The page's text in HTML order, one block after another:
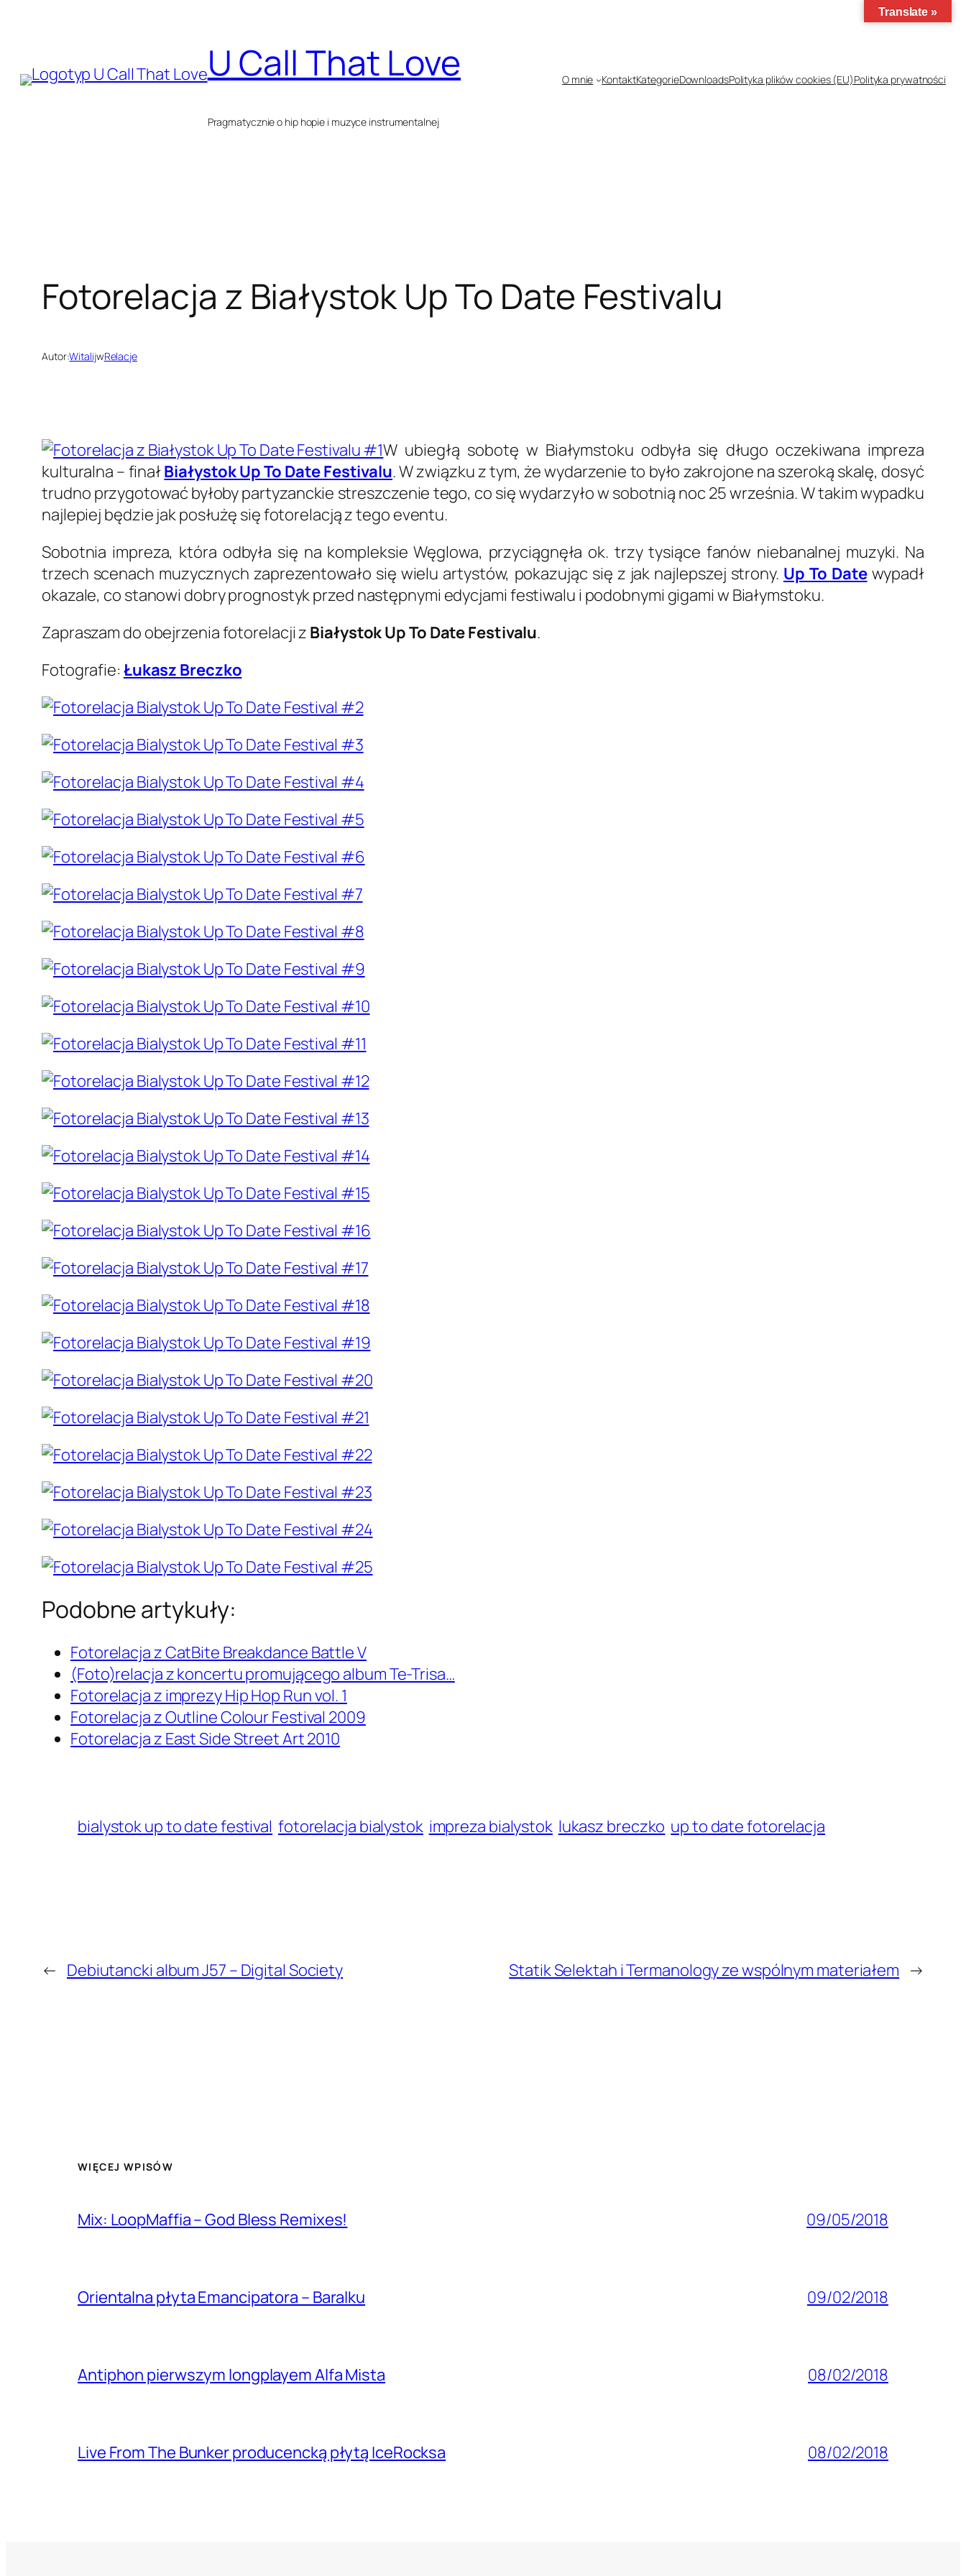
U Call That Love
Pragmatycznie o hip hopie i muzyce instrumentalnej
O mnie KontaktKategorieDownloadsPolityka plików cookies (EU)Polityka prywatności
Fotorelacja z Białystok Up To Date Festivalu
Autor:WitalijwRelacje
W ubiegłą sobotę w Białymstoku odbyła się długo oczekiwana impreza
kulturalna – finałBiałystok Up To Date Festivalu. W związku z tym, że wydarzenie to było zakrojone na szeroką skalę, dosyć
trudno przygotować byłoby partyzanckie streszczenie tego, co się wydarzyło w sobotnią noc 25 września. W takim wypadku
najlepiej będzie jak posłużę się fotorelacją z tego eventu.
Sobotnia impreza, która odbyła się na kompleksie Węglowa, przyciągnęła ok. trzy tysiące fanów niebanalnej muzyki. Na
trzech scenach muzycznych zaprezentowało się wielu artystów, pokazując się z jak najlepszej strony. Up To Datewypadł
okazale, co stanowi dobry prognostyk przed następnymi edycjami festiwalu i podobnymi gigami w Białymstoku.
Zapraszam do obejrzenia fotorelacji z Białystok Up To Date Festivalu.
Fotografie: Łukasz Breczko
Podobne artykuły:
Fotorelacja z CatBite Breakdance Battle V
(Foto)relacja z koncertu promującego album Te-Trisa…
Fotorelacja z imprezy Hip Hop Run vol. 1
Fotorelacja z Outline Colour Festival 2009
Fotorelacja z East Side Street Art 2010
bialystok up to date festival fotorelacja bialystok impreza bialystok lukasz breczko up to date fotorelacja
← Debiutancki album J57 – Digital Society Statik Selektah i Termanology ze wspólnym materiałem →
WIĘCEJ WPISÓW
Mix: LoopMaffia – God Bless Remixes! 09/05/2018
Orientalna płyta Emancipatora – Baralku 09/02/2018
Antiphon pierwszym longplayem Alfa Mista 08/02/2018
Live From The Bunker producencką płytą IceRocksa 08/02/2018
Translate »